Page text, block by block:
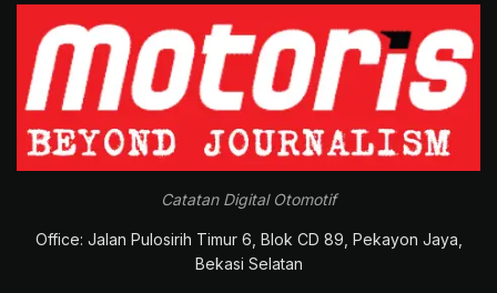
Catatan Digital Otomotif
Office: Jalan Pulosirih Timur 6, Blok CD 89, Pekayon Jaya,
Bekasi Selatan